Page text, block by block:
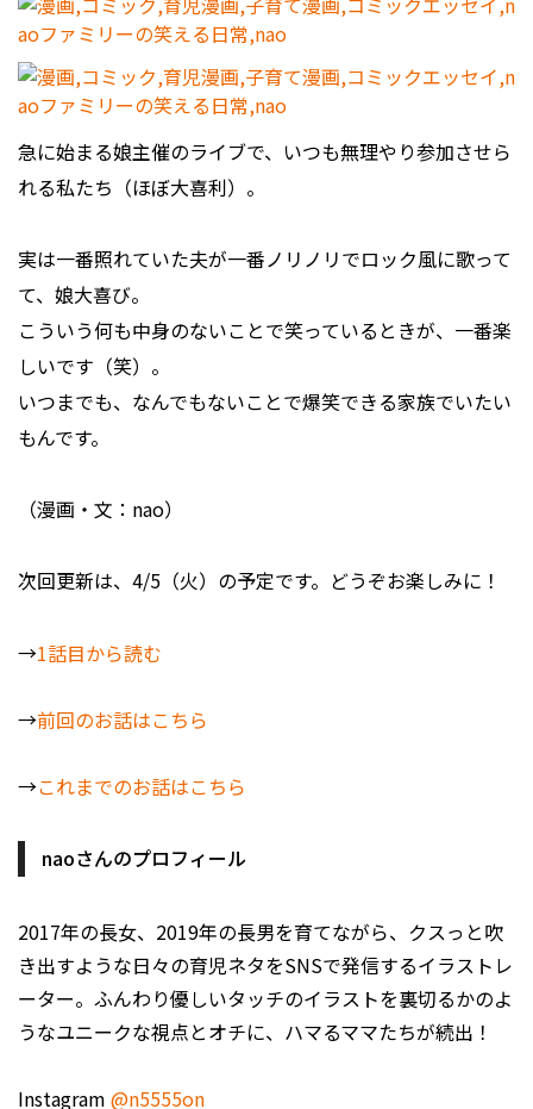
急に始まる娘主催のライブで、いつも無理やり参加させら
れる私たち（ほぼ大喜利）。
実は一番照れていた夫が一番ノリノリでロック風に歌って
て、娘大喜び。
こういう何も中身のないことで笑っているときが、一番楽
しいです（笑）。
いつまでも、なんでもないことで爆笑できる家族でいたい
もんです。
（漫画・文：nao）
次回更新は、4/5（火）の予定です。どうぞお楽しみに！
→1話目から読む
→前回のお話はこちら
→これまでのお話はこちら
naoさんのプロフィール
2017年の長女、2019年の長男を育てながら、クスっと吹
き出すような日々の育児ネタをSNSで発信するイラストレ
ーター。ふんわり優しいタッチのイラストを裏切るかのよ
うなユニークな視点とオチに、ハマるママたちが続出！
Instagram @n5555on